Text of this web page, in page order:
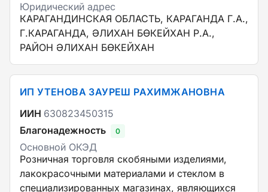
Юридический адрес
КАРАГАНДИНСКАЯ ОБЛАСТЬ, КАРАГАНДА Г.А.,
Г.КАРАГАНДА, ӘЛИХАН БӨКЕЙХАН Р.А.,
РАЙОН ӘЛИХАН БӨКЕЙХАН
ИП УТЕНОВА ЗАУРЕШ РАХИМЖАНОВНА
ИИН 630823450315
Благонадежность
0
Основной ОКЭД
Розничная торговля скобяными изделиями,
лакокрасочными материалами и стеклом в
специализированных магазинах, являющихся